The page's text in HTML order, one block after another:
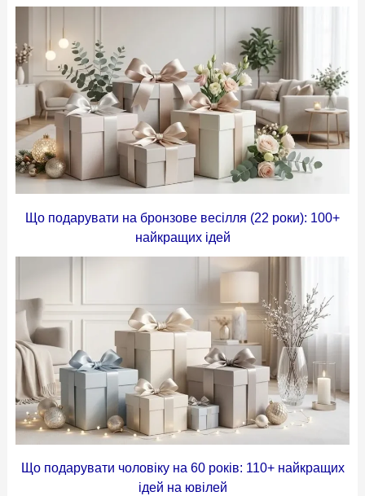
Що подарувати на бронзове весілля (22 роки): 100+
найкращих ідей
Що подарувати чоловіку на 60 років: 110+ найкращих
ідей на ювілей